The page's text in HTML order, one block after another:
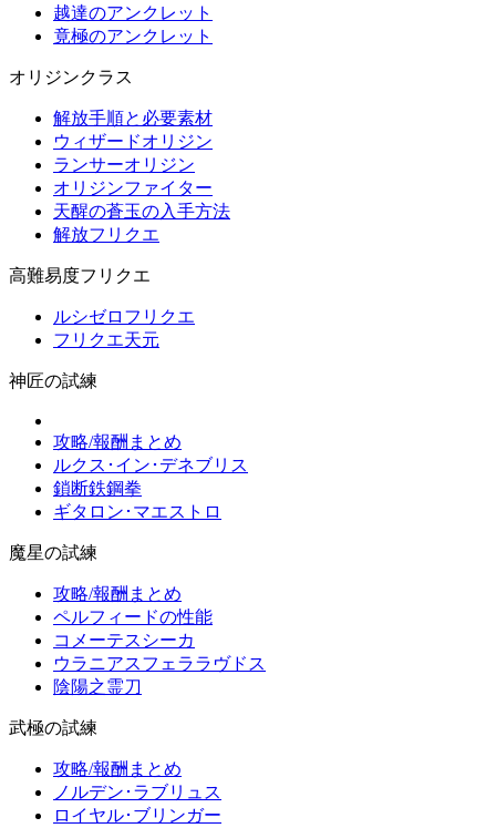
越達のアンクレット
竟極のアンクレット
オリジンクラス
解放手順と必要素材
ウィザードオリジン
ランサーオリジン
オリジンファイター
天醒の蒼玉の入手方法
解放フリクエ
高難易度フリクエ
ルシゼロフリクエ
フリクエ天元
神匠の試練
攻略/報酬まとめ
ルクス･イン･デネブリス
鎖断鉄鋼拳
ギタロン･マエストロ
魔星の試練
攻略/報酬まとめ
ペルフィードの性能
コメーテスシーカ
ウラニアスフェララヴドス
陰陽之霊刀
武極の試練
攻略/報酬まとめ
ノルデン･ラブリュス
ロイヤル･ブリンガー